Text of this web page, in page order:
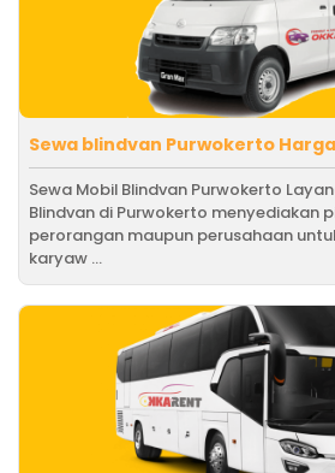
Sewa blindvan Purwokerto
Sewa Mobil Blindvan Purwokerto
Blindvan di Purwokerto menyediakan
perorangan maupun perusahaan
karyaw ...